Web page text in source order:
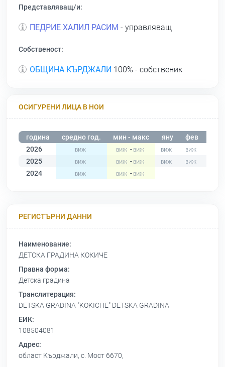
Представляващ/и:
ПЕДРИЕ ХАЛИЛ РАСИМ - управляващ
Собственост:
ОБЩИНА КЪРДЖАЛИ 100% - собственик
ОСИГУРЕНИ ЛИЦА В НОИ
година средно год. мин - макс яну фев
2026
-
2025
-
2024
-
РЕГИСТЪРНИ ДАННИ
Наименование:
ДЕТСКА ГРАДИНА КОКИЧЕ
Правна форма:
Детска градина
Транслитерация:
DETSKA GRADINA "KOKICHE" DETSKA GRADINA
ЕИК:
108504081
Адрес:
област Кърджали, с. Мост 6670,